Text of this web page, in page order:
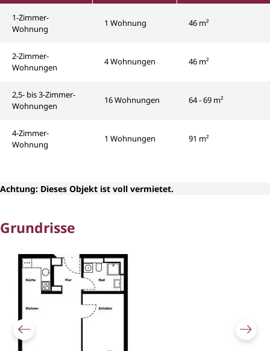
1-Zimmer-
Wohnung
1 Wohnung 46 m²
2-Zimmer-
Wohnungen
4 Wohnungen 46 m²
2,5- bis 3-Zimmer-
Wohnungen
16 Wohnungen 64 - 69 m²
4-Zimmer-
Wohnung
1 Wohnungen 91 m²
Achtung: Dieses Objekt ist voll vermietet.
Grundrisse
Bildergalerie überspringen